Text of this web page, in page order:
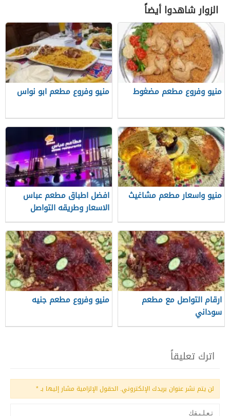
الزوار شاهدوا أيضاً
منيو وفروع مطعم مضغوط منيو وفروع مطعم ابو نواس
منيو واسعار مطعم مشاغيث
افضل اطباق مطعم عباس
الاسعار وطريقه التواصل
ارقام التواصل مع مطعم
سوداني
منيو وفروع مطعم جنيه
اترك تعليقاً
لن يتم نشر عنوان بريدك الإلكتروني. الحقول الإلزامية مشار إليها بـ*